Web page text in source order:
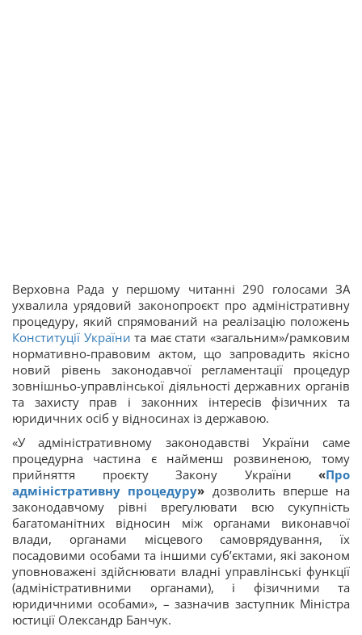
Верховна Рада у першому читанні 290 голосами ЗА
ухвалила урядовий законопроєкт про адміністративну
процедуру, який спрямований на реалізацію положень
Конституції України та має стати «загальним»/рамковим
нормативно-правовим актом, що запровадить якісно
новий рівень законодавчої регламентації процедур
зовнішньо-управлінської діяльності державних органів
та захисту прав і законних інтересів фізичних та
юридичних осіб у відносинах із державою.
«У адміністративному законодавстві України саме
процедурна частина є найменш розвиненою, тому
прийняття проєкту Закону України «Про
адміністративну процедуру» дозволить вперше на
законодавчому рівні врегулювати всю сукупність
багатоманітних відносин між органами виконавчої
влади, органами місцевого самоврядування, їх
посадовими особами та іншими суб’єктами, які законом
уповноважені здійснювати владні управлінські функції
(адміністративними органами), і фізичними та
юридичними особами», – зазначив заступник Міністра
юстиції Олександр Банчук.